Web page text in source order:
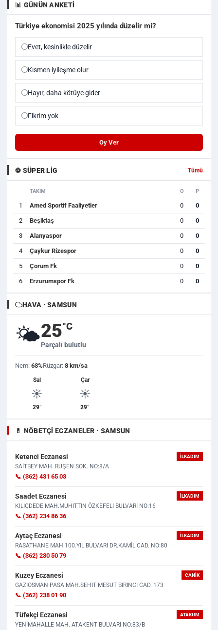
📊 GÜNÜN ANKETI
Türkiye ekonomisi 2025 yılında düzelir mi?
Evet, kesinlikle düzelir
Kısmen iyileşme olur
Hayır, daha kötüye gider
Fikrim yok
Oy Ver
⚽ SÜPER LIG Tümü
TAKIM O P
1 Amed Sportif Faaliyetler 0 0
2 Beşiktaş 0 0
3 Alanyaspor 0 0
4 Çaykur Rizespor 0 0
5 Çorum Fk 0 0
6 Erzurumspor Fk 0 0
HAVA · SAMSUN
🌤️25°C
Parçalı bulutlu
Nem: 63%Rüzgar: 8 km/sa
Sal
☀️
29°
Çar
☀️
29°
💊 NÖBETÇI ECZANELER · SAMSUN
Ketenci Eczanesi İLKADIM
SAİTBEY MAH. RUŞEN SOK. NO:8/A
📞 (362) 431 65 03
Saadet Eczanesi İLKADIM
KILIÇDEDE MAH.MUHITTIN ÖZKEFELI BULVARI NO:16
📞 (362) 234 86 36
Aytaç Eczanesi İLKADIM
RASATHANE MAH.100.YIL BULVARI DR.KAMİL CAD. NO:80
📞 (362) 230 50 79
Kuzey Eczanesi CANIK
GAZIOSMAN PASA MAH.SEHIT MESUT BIRINCI CAD. 173
📞 (362) 238 01 90
Tüfekçi Eczanesi ATAKUM
YENİMAHALLE MAH. ATAKENT BULVARI NO:83/B